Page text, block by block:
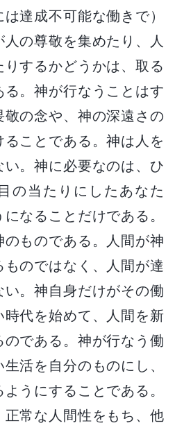
達成不可能な働きで）
の尊敬を集めたり、人
するかどうかは、取る
。神が行なうことはす
の念や、神の深遠さの
ことである。神は人を
。神に必要なのは、ひ
の当たりにしたあなた
なることだけである。
ものである。人間が神
のではなく、人間が達
。神自身だけがその働
時代を始めて、人間を新
のである。神が行なう働
活を自分のものにし、
うにすることである。
常な人間性をもち、他